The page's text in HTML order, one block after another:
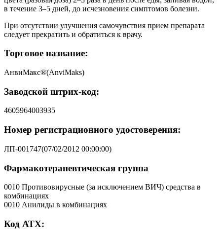
в течение 3–5 дней, до исчезновения симптомов болезни.
При отсутствии улучшения самочувствия прием препарата
следует прекратить и обратиться к врачу.
Торговое название:
АнвиМакс®(AnviMaks)
Заводской штрих-код:
4605964003935
Номер регистрационного удостоверения:
ЛП-001747(07/02/2012 00:00:00)
Фармакотерапевтическая группа
0010 Противовирусные (за исключением ВИЧ) средства в
комбинациях
0010 Анилиды в комбинациях
Код АТХ: